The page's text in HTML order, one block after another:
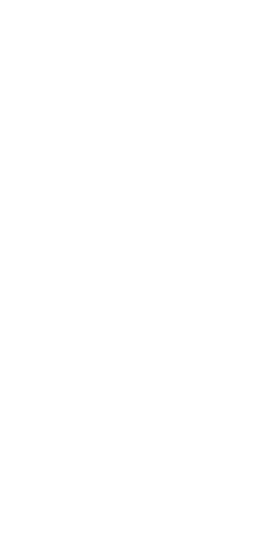
width: 80, height:
to complete all